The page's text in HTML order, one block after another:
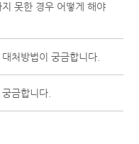
못한 경우 어떻게 해야
처방법이 궁금합니다.
금합니다.